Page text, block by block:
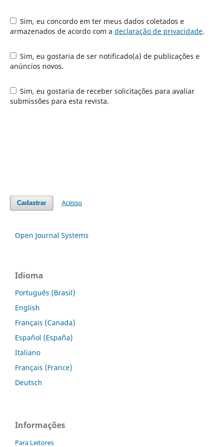
Sim, eu concordo em ter meus dados coletados e
armazenados de acordo com a declaração de privacidade.
Sim, eu gostaria de ser notificado(a) de publicações e
anúncios novos.
Sim, eu gostaria de receber solicitações para avaliar
submissões para esta revista.
Cadastrar Acesso
Open Journal Systems
Idioma
Português (Brasil)
English
Français (Canada)
Español (España)
Italiano
Français (France)
Deutsch
Informações
Para Leitores